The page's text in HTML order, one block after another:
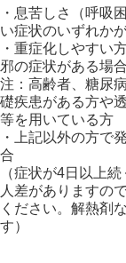
・息苦しさ（呼吸
い症状のいずれか
・重症化しやすい
邪の症状がある場合
注：高齢者、糖尿
礎疾患がある方や
等を用いている方
・上記以外の方で
合
（症状が4日以上
人差がありますの
ください。解熱剤
す）